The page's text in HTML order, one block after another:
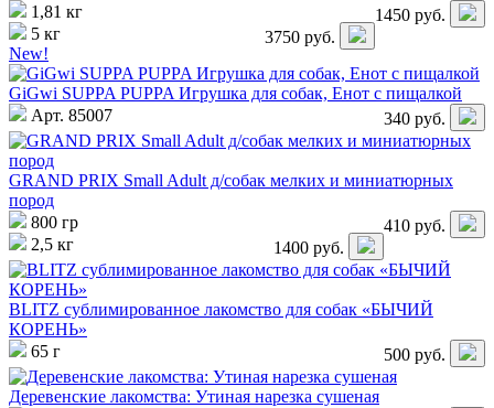
1,81 кг
1450 руб.
5 кг
3750 руб.
New!
GiGwi SUPPA PUPPA Игрушка для собак, Енот с пищалкой
Арт. 85007
340 руб.
GRAND PRIX Small Adult д/собак мелких и миниатюрных
пород
800 гр
410 руб.
2,5 кг
1400 руб.
BLITZ сублимированное лакомство для собак «БЫЧИЙ
КОРЕНЬ»
65 г
500 руб.
Деревенские лакомства: Утиная нарезка сушеная